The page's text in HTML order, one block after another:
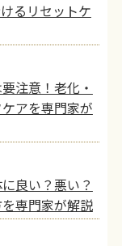
るリセットケ
注意！老化・
アを専門家が
良い？悪い？
専門家が解説